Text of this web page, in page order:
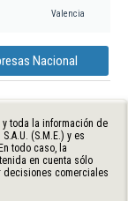
Valencia
Nacional
toda la información de
(S.M.E.) y es
todo caso, la
en cuenta sólo
decisiones comerciales